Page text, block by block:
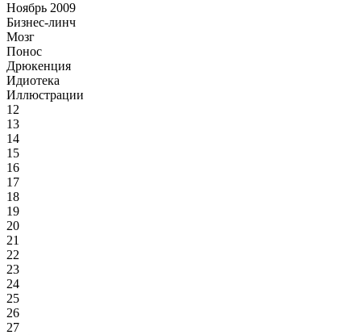
Ноябрь 2009
Бизнес-линч
Мозг
Понос
Дрюкенция
Идиотека
Иллюстрации
12
13
14
15
16
17
18
19
20
21
22
23
24
25
26
27